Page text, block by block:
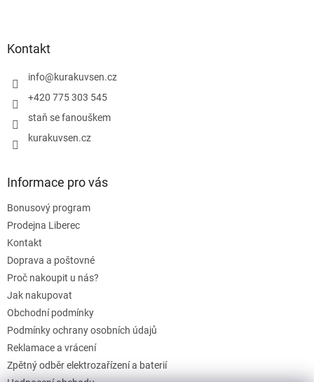
Kontakt
info@kurakuvsen.cz
+420 775 303 545
staň se fanouškem
kurakuvsen.cz
Informace pro vás
Bonusový program
Prodejna Liberec
Kontakt
Doprava a poštovné
Proč nakoupit u nás?
Jak nakupovat
Obchodní podmínky
Podmínky ochrany osobních údajů
Reklamace a vrácení
Zpětný odběr elektrozařízení a baterií